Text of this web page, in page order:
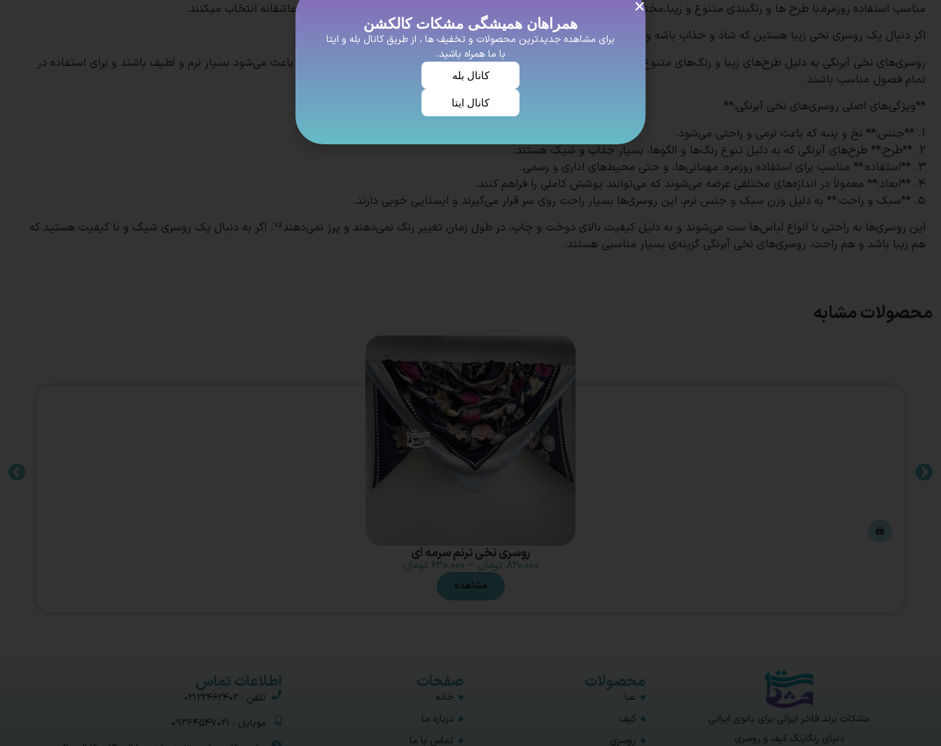
مناسب استفاده روزمره،با طرح ها و رنگبندی متنوع و زیبا،مختص افراد خوش سلیغه و با عشق که برای زیبای خود اهمیت زیادی میدهند و عاشقانه انتخاب میکنند.
اگر دنبال یک روسری نخی زیبا هستین که شاد و جذاب باشه و کیفیت خوبی داشته باشه این روسری نخی پیشنهاد ما به شما عزیزان است.
روسری‌های نخی آبرنگی به دلیل طرح‌های زیبا و رنگ‌های متنوع، بسیار محبوب هستند. این روسری‌ها از جنس نخ و پنبه ساخته می‌شوند که باعث می‌شود بسیار نرم و لطیف باشند و برای استفاده در
تمام فصول مناسب باشند.
**ویژگی‌های اصلی روسری‌های نخی آبرنگی:**
1. **جنس:** نخ و پنبه که باعث نرمی و راحتی می‌شود.
2. **طرح:** طرح‌های آبرنگی که به دلیل تنوع رنگ‌ها و الگوها، بسیار جذاب و شیک هستند.
3. **استفاده:** مناسب برای استفاده روزمره، مهمانی‌ها، و حتی محیط‌های اداری و رسمی.
4. **ابعاد:** معمولاً در اندازه‌های مختلفی عرضه می‌شوند که می‌توانند پوشش کاملی را فراهم کنند.
5. **سبک و راحت:** به دلیل وزن سبک و جنس نرم، این روسری‌ها بسیار راحت روی سر قرار می‌گیرند و ایستایی خوبی دارند.
این روسری‌ها به راحتی با انواع لباس‌ها ست می‌شوند و به دلیل کیفیت بالای دوخت و چاپ، در طول زمان تغییر رنگ نمی‌دهند و پرز نمی‌دهند¹². اگر به دنبال یک روسری شیک و با کیفیت هستید که
هم زیبا باشد و هم راحت، روسری‌های نخی آبرنگی گزینه‌ی بسیار مناسبی هستند.
محصولات مشابه
روسری نخی ترنم سرمه ای
۸۲۰,۰۰۰ تومان – ۶۳۰,۰۰۰ تومان
مشاهده
مشکات برند فاخر ایرانی برای بانوی ایرانی
دنیای رنگارنگ کیف و روسری
محصولات
عبا
کیف
روسری
صفحات
خانه
درباره ما
تماس با ما
اطلاعات تماس
تلفن : 02122462402
موبایل : 09364547021
همراهان همیشگی مشکات کالکشن
برای مشاهده جدیدترین محصولات و تخفیف ها ، از طریق کانال بله و ایتا
با ما همراه باشید.
کانال بله
کانال ایتا